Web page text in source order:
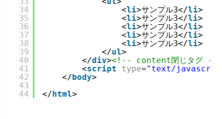
34
35
36
37
38
39
40
41
42
43
44
<li>サンプル3</li>
<li>サンプル3</li>
<li>サンプル3</li>
<li>サンプル3</li>
<li>サンプル3</li>
</ul>
</div><!-- content閉じタグ --
<script type="text/
</body>
</html>